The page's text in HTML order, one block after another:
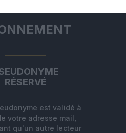
RÉSERVÉ
est validé à
votre adresse mail,
qu'un autre lecteur